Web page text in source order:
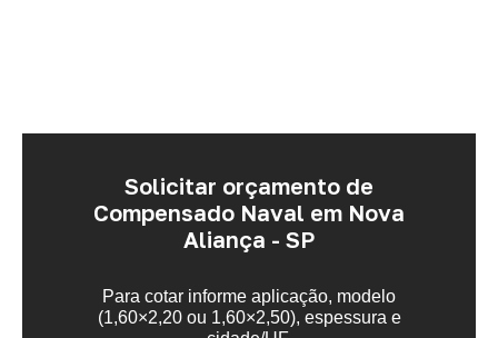
Solicitar orçamento de
Compensado Naval em Nova
Aliança - SP
Para cotar informe aplicação, modelo
(1,60×2,20 ou 1,60×2,50), espessura e